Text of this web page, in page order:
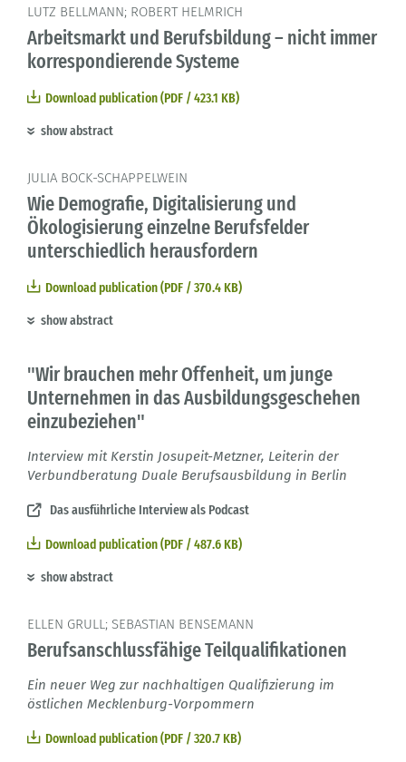
LUTZ BELLMANN; ROBERT HELMRICH
Arbeitsmarkt und Berufsbildung – nicht immer
korrespondierende Systeme
Download publication (PDF / 423.1 KB)
show abstract
JULIA BOCK-SCHAPPELWEIN
Wie Demografie, Digitalisierung und
Ökologisierung einzelne Berufsfelder
unterschiedlich herausfordern
Download publication (PDF / 370.4 KB)
show abstract
"Wir brauchen mehr Offenheit, um junge
Unternehmen in das Ausbildungsgeschehen
einzubeziehen"
Interview mit Kerstin Josupeit-Metzner, Leiterin der
Verbundberatung Duale Berufsausbildung in Berlin
Das ausführliche Interview als Podcast
Download publication (PDF / 487.6 KB)
show abstract
ELLEN GRULL; SEBASTIAN BENSEMANN
Berufsanschlussfähige Teilqualifikationen
Ein neuer Weg zur nachhaltigen Qualifizierung im
östlichen Mecklenburg-Vorpommern
Download publication (PDF / 320.7 KB)